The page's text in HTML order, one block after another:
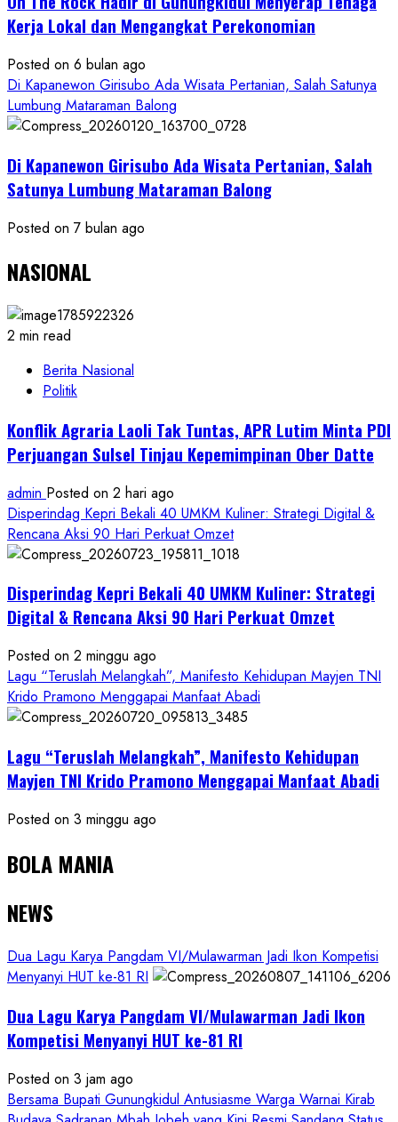
Kerja Lokal dan Mengangkat Perekonomian
Posted on 6 bulan ago
Di Kapanewon Girisubo Ada Wisata Pertanian, Salah Satunya
Lumbung Mataraman Balong
Di Kapanewon Girisubo Ada Wisata Pertanian, Salah
Satunya Lumbung Mataraman Balong
Posted on 7 bulan ago
NASIONAL
2 min read
Berita Nasional
Politik
Konflik Agraria Laoli Tak Tuntas, APR Lutim Minta PDI
Perjuangan Sulsel Tinjau Kepemimpinan Ober Datte
admin Posted on 2 hari ago
Disperindag Kepri Bekali 40 UMKM Kuliner: Strategi Digital &
Rencana Aksi 90 Hari Perkuat Omzet
Disperindag Kepri Bekali 40 UMKM Kuliner: Strategi
Digital & Rencana Aksi 90 Hari Perkuat Omzet
Posted on 2 minggu ago
Lagu “Teruslah Melangkah”, Manifesto Kehidupan Mayjen TNI
Krido Pramono Menggapai Manfaat Abadi
Lagu “Teruslah Melangkah”, Manifesto Kehidupan
Mayjen TNI Krido Pramono Menggapai Manfaat Abadi
Posted on 3 minggu ago
BOLA MANIA
NEWS
Dua Lagu Karya Pangdam VI/Mulawarman Jadi Ikon Kompetisi
Menyanyi HUT ke-81 RI
Dua Lagu Karya Pangdam VI/Mulawarman Jadi Ikon
Kompetisi Menyanyi HUT ke-81 RI
Posted on 3 jam ago
Bersama Bupati Gunungkidul Antusiasme Warga Warnai Kirab